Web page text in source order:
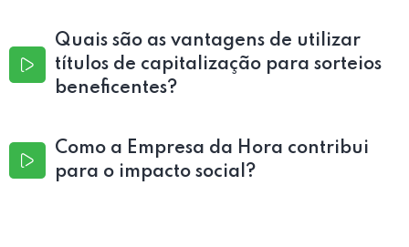
Quais são as vantagens de utilizar
títulos de capitalização para sorteios
beneficentes?
Como a Empresa da Hora contribui
para o impacto social?